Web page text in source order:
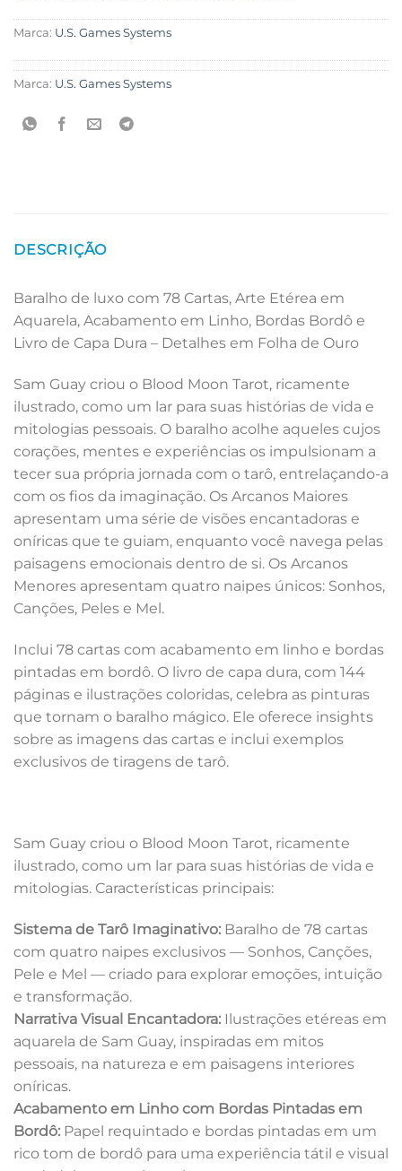
Marca: U.S. Games Systems
Marca: U.S. Games Systems
DESCRIÇÃO
Baralho de luxo com 78 Cartas, Arte Etérea em
Aquarela, Acabamento em Linho, Bordas Bordô e
Livro de Capa Dura – Detalhes em Folha de Ouro
Sam Guay criou o Blood Moon Tarot, ricamente
ilustrado, como um lar para suas histórias de vida e
mitologias pessoais. O baralho acolhe aqueles cujos
corações, mentes e experiências os impulsionam a
tecer sua própria jornada com o tarô, entrelaçando-a
com os fios da imaginação. Os Arcanos Maiores
apresentam uma série de visões encantadoras e
oníricas que te guiam, enquanto você navega pelas
paisagens emocionais dentro de si. Os Arcanos
Menores apresentam quatro naipes únicos: Sonhos,
Canções, Peles e Mel.
Inclui 78 cartas com acabamento em linho e bordas
pintadas em bordô. O livro de capa dura, com 144
páginas e ilustrações coloridas, celebra as pinturas
que tornam o baralho mágico. Ele oferece insights
sobre as imagens das cartas e inclui exemplos
exclusivos de tiragens de tarô.
Sam Guay criou o Blood Moon Tarot, ricamente
ilustrado, como um lar para suas histórias de vida e
mitologias. Características principais:
Sistema de Tarô Imaginativo: Baralho de 78 cartas
com quatro naipes exclusivos — Sonhos, Canções,
Pele e Mel — criado para explorar emoções, intuição
e transformação.
Narrativa Visual Encantadora: Ilustrações etéreas em
aquarela de Sam Guay, inspiradas em mitos
pessoais, na natureza e em paisagens interiores
oníricas.
Acabamento em Linho com Bordas Pintadas em
Bordô: Papel requintado e bordas pintadas em um
rico tom de bordô para uma experiência tátil e visual